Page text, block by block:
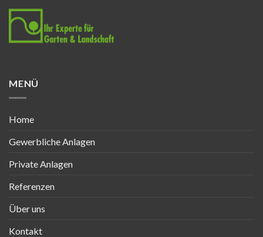
MENÜ
Home
Gewerbliche Anlagen
Private Anlagen
Referenzen
Über uns
Kontakt